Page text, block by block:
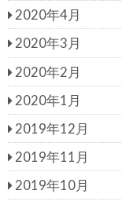
2020年4月
2020年3月
2020年2月
2020年1月
2019年12月
2019年11月
2019年10月